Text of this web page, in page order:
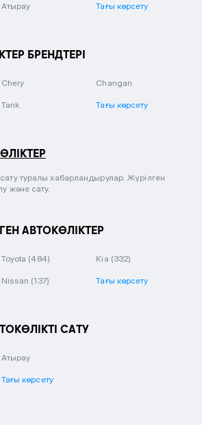
Атырау Тағы көрсету
БРЕНДТЕРІ
Chery Changan
Tank Тағы көрсету
туралы хабарландырулар. Жүрілген
және сату.
АВТОКӨЛІКТЕР
Toyota (484) Kia (332)
Nissan (137) Тағы көрсету
САТУ
Атырау
Тағы көрсету